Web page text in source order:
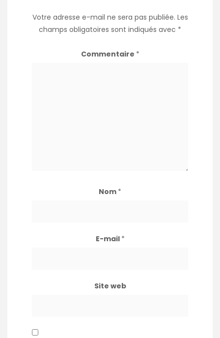
Votre adresse e-mail ne sera pas publiée. Les
champs obligatoires sont indiqués avec *
Commentaire *
Nom *
E-mail *
Site web